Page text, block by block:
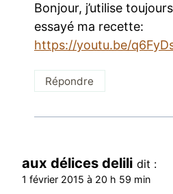
Bonjour, j’utilise
essayé ma recette:
https://youtu.be/
Répondre
aux délices delili dit :
1 février 2015 à 20 h 59 min